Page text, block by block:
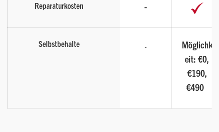
Reparaturkosten -
Selbstbehalte
Möglichk
eit: €0,
€190,
€490